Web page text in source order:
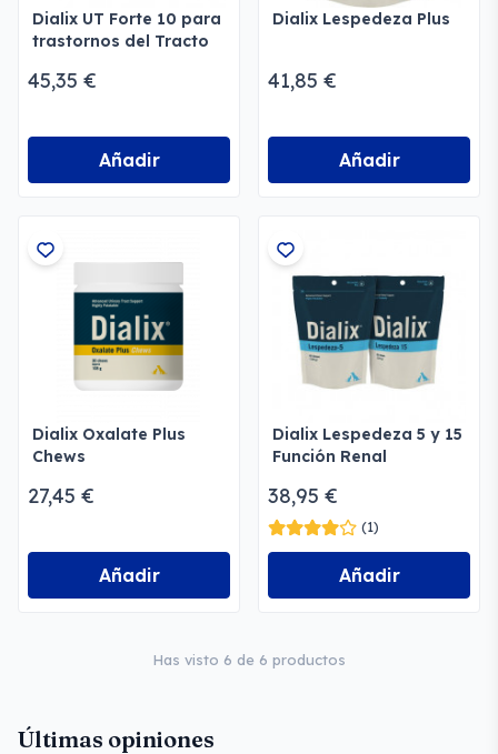
Dialix UT Forte 10 para
trastornos del Tracto
45,35 €
Añadir
Dialix Lespedeza Plus
41,85 €
Añadir
Dialix Oxalate Plus
Chews
27,45 €
Añadir
Dialix Lespedeza 5 y 15
Función Renal
38,95 €
(1)
Añadir
Has visto 6 de 6 productos
Últimas opiniones